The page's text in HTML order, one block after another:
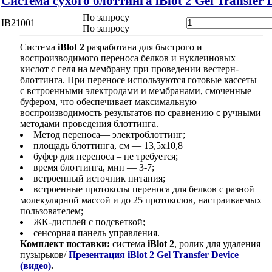
IB21001
По запросу
По запросу
Система iBlot 2 разработана для быстрого и
воспроизводимого переноса белков и нуклеиновых
кислот с геля на мембрану при проведении вестерн-
блоттинга. При переносе используются готовые кассеты
с встроенными электродами и мембранами, смоченные
буфером, что обеспечивает максимальную
воспроизводимость результатов по сравнению с ручными
методами проведения блоттинга.
Метод переноса— электроблоттинг;
площадь блоттинга, см — 13,5х10,8
буфер для переноса – не требуется;
время блоттинга, мин — 3-7;
встроенный источник питания;
встроенные протоколы переноса для белков с разной
молекулярной массой и до 25 протоколов, настраиваемых
пользователем;
ЖК-дисплей с подсветкой;
сенсорная панель управления.
Комплект поставки: cистема iBlot 2, ролик для удаления
пузырьков/Презентация iBlot 2 Gel Transfer Device
(видео).